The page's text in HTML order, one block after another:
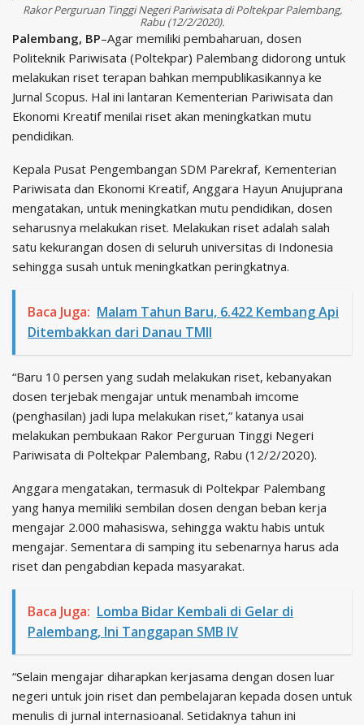
Rakor Perguruan Tinggi Negeri Pariwisata di Poltekpar Palembang,
Rabu (12/2/2020).
Palembang, BP–Agar memiliki pembaharuan, dosen
Politeknik Pariwisata (Poltekpar) Palembang didorong untuk
melakukan riset terapan bahkan mempublikasikannya ke
Jurnal Scopus. Hal ini lantaran Kementerian Pariwisata dan
Ekonomi Kreatif menilai riset akan meningkatkan mutu
pendidikan.
Kepala Pusat Pengembangan SDM Parekraf, Kementerian
Pariwisata dan Ekonomi Kreatif, Anggara Hayun Anujuprana
mengatakan, untuk meningkatkan mutu pendidikan, dosen
seharusnya melakukan riset. Melakukan riset adalah salah
satu kekurangan dosen di seluruh universitas di Indonesia
sehingga susah untuk meningkatkan peringkatnya.
Baca Juga: Malam Tahun Baru, 6.422 Kembang Api
Ditembakkan dari Danau TMII
“Baru 10 persen yang sudah melakukan riset, kebanyakan
dosen terjebak mengajar untuk menambah imcome
(penghasilan) jadi lupa melakukan riset,” katanya usai
melakukan pembukaan Rakor Perguruan Tinggi Negeri
Pariwisata di Poltekpar Palembang, Rabu (12/2/2020).
Anggara mengatakan, termasuk di Poltekpar Palembang
yang hanya memiliki sembilan dosen dengan beban kerja
mengajar 2.000 mahasiswa, sehingga waktu habis untuk
mengajar. Sementara di samping itu sebenarnya harus ada
riset dan pengabdian kepada masyarakat.
Baca Juga: Lomba Bidar Kembali di Gelar di
Palembang, Ini Tanggapan SMB IV
“Selain mengajar diharapkan kerjasama dengan dosen luar
negeri untuk join riset dan pembelajaran kepada dosen untuk
menulis di jurnal internasioanal. Setidaknya tahun ini